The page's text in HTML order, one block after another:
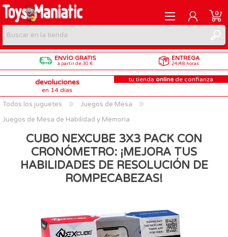
REGISTRARME
INICIAR SESIÓN
0
ENVÍO GRATIS
a partir de 30 €
ENTREGA
24/48 horas
devoluciones
en 14 días
tu tienda online de confianza
Todos los juguetes
Juegos de Mesa
Juegos de Mesa de Habilidad y Memoria
CUBO NEXCUBE 3X3 PACK CON
CRONÓMETRO: ¡MEJORA TUS
HABILIDADES DE RESOLUCIÓN DE
ROMPECABEZAS!